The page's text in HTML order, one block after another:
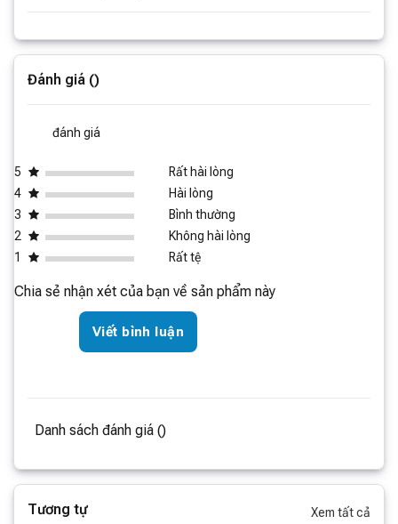
Đánh giá ()
đánh giá
5
Rất hài lòng
4
Hài lòng
3
Bình thường
2
Không hài lòng
1
Rất tệ
Chia sẻ nhận xét của bạn về sản phẩm này
Viết bình luận
Danh sách đánh giá ()
Tương tự Xem tất cả